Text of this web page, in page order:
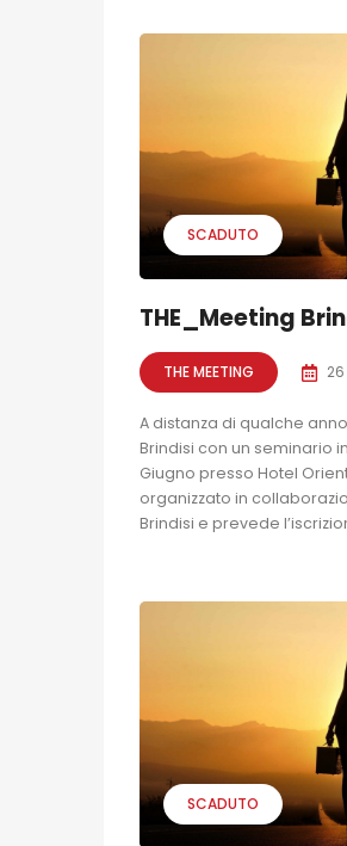
SCADUTO
THE_Meeting
THE MEETING
A distanza di qualche
Brindisi con un seminario
Giugno presso Hotel
organizzato in
Brindisi e prevede
SCADUTO